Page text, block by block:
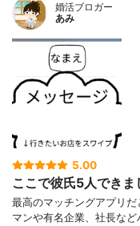
婚活ブロガー
あみ
5.00
ここで彼氏5人できま
最高のマッチングアプリ
マンや有名企業、社長な